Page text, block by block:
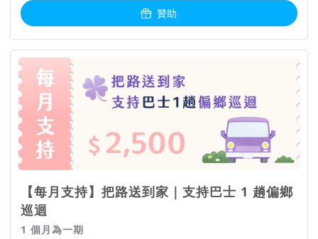
贊助
【每月支持】把路送到家｜支持巴士 1 趟偏鄉
巡迴
1 個月為一期